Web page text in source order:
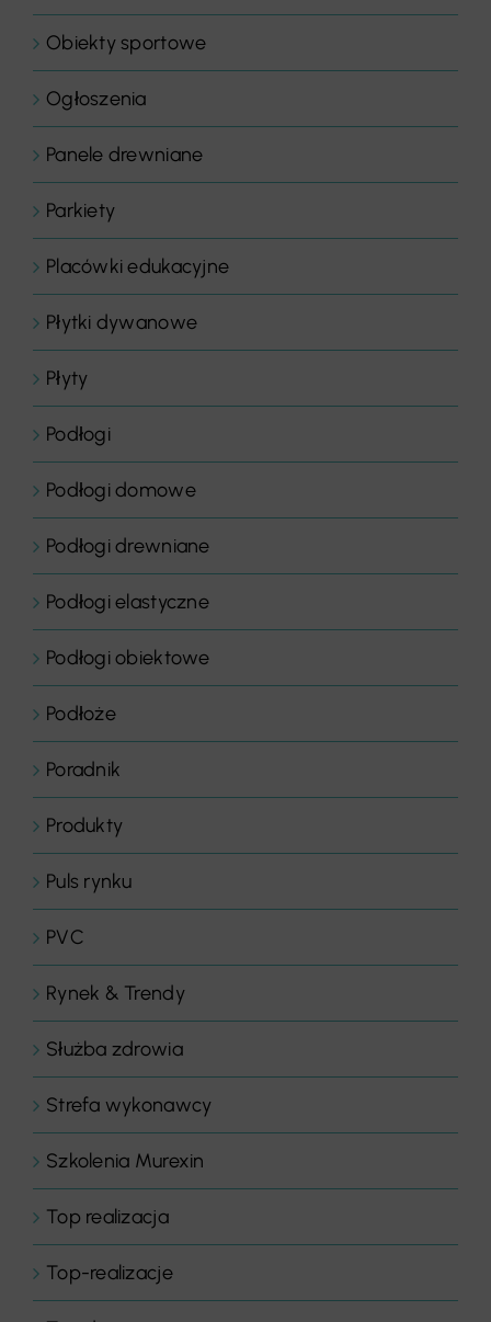
Obiekty sportowe
Ogłoszenia
Panele drewniane
Parkiety
Placówki edukacyjne
Płytki dywanowe
Płyty
Podłogi
Podłogi domowe
Podłogi drewniane
Podłogi elastyczne
Podłogi obiektowe
Podłoże
Poradnik
Produkty
Puls rynku
PVC
Rynek & Trendy
Służba zdrowia
Strefa wykonawcy
Szkolenia Murexin
Top realizacja
Top-realizacje